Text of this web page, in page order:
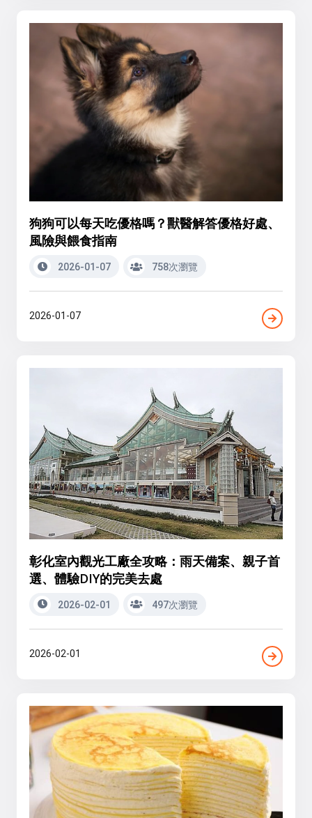
狗狗可以每天吃優格嗎？獸醫解答優格好處、
風險與餵食指南
2026-01-07 758次瀏覽
2026-01-07
彰化室內觀光工廠全攻略：雨天備案、親子首
選、體驗DIY的完美去處
2026-02-01 497次瀏覽
2026-02-01